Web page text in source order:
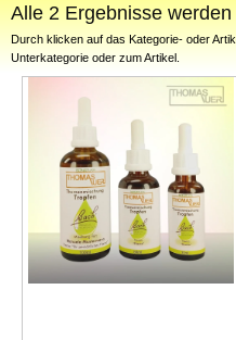
Alle 2 Ergebnisse
Durch klicken auf das Kategorie- oder
Unterkategorie oder zum Artikel.